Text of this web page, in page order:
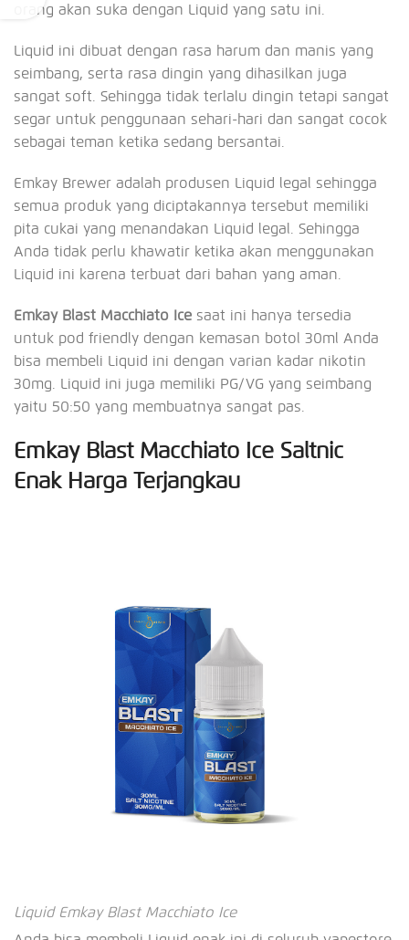
orang akan suka dengan Liquid yang satu ini.
Liquid ini dibuat dengan rasa harum dan manis yang
seimbang, serta rasa dingin yang dihasilkan juga
sangat soft. Sehingga tidak terlalu dingin tetapi sangat
segar untuk penggunaan sehari-hari dan sangat cocok
sebagai teman ketika sedang bersantai.
Emkay Brewer adalah produsen Liquid legal sehingga
semua produk yang diciptakannya tersebut memiliki
pita cukai yang menandakan Liquid legal. Sehingga
Anda tidak perlu khawatir ketika akan menggunakan
Liquid ini karena terbuat dari bahan yang aman.
Emkay Blast Macchiato Ice saat ini hanya tersedia
untuk pod friendly dengan kemasan botol 30ml Anda
bisa membeli Liquid ini dengan varian kadar nikotin
30mg. Liquid ini juga memiliki PG/VG yang seimbang
yaitu 50:50 yang membuatnya sangat pas.
Emkay Blast Macchiato Ice Saltnic
Enak Harga Terjangkau
Liquid Emkay Blast Macchiato Ice